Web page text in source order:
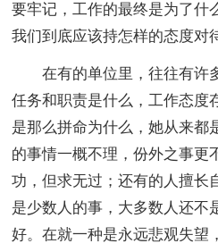
要牢记，工作的最终是为了什
我们到底应该持怎样的态度对
在有的单位里，往往有许
任务和职责是什么，工作态度
是那么拼命为什么，她从来都
的事情一概不理，份外之事更
功，但求无过；还有的人擅长
是少数人的事，大多数人还不
好。在就一种是永远悲观失望